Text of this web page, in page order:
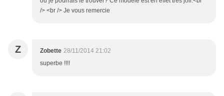
/> <br /> Je vous remercie
Z Zobette 28/11/2014 21:02
superbe !!!!